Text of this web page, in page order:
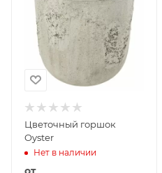
Цветочный горшок
Oyster
Нет в наличии